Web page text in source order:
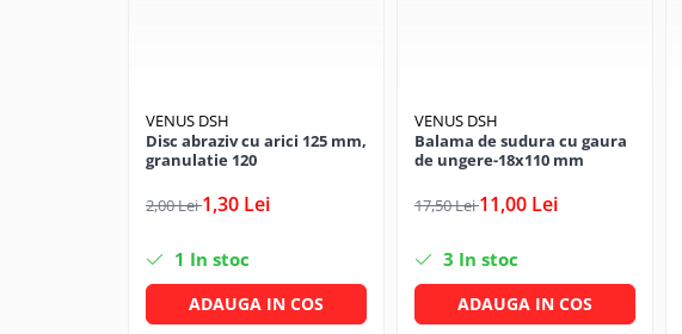
VENUS DSH
Disc abraziv cu arici 125 mm,
granulatie 120
2,00 Lei1,30 Lei
1 In stoc
ADAUGA IN COS
VENUS DSH
Balama de sudura cu gaura
de ungere-18x110 mm
17,50 Lei11,00 Lei
3 In stoc
ADAUGA IN COS